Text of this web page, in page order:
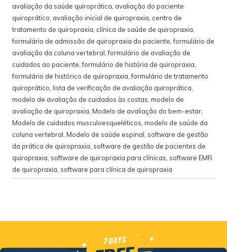
avaliação da saúde quiroprática avaliação do paciente
quiroprático avaliação inicial de quiropraxia centro de
tratamento de quiropraxia clínica de saúde de quiropraxia
formulário de admissão de quiropraxia do paciente ,formulário de
avaliação da coluna vertebral ,formulário de avaliação de
cuidados ao paciente ,formulário de história de quiropraxia
formulário de histórico de quiropraxia ,formulário de tratamento
quiroprático lista de verificação de avaliação quiroprática
modelo de avaliação de cuidados às costas modelo de
avaliação de quiropraxia Modelo de avaliação do bem-estar
Modelo de cuidados musculoesqueléticos modelo de saúde da
coluna vertebral Modelo de saúde espinal software de gestão
da prática de quiropraxia software de gestão de pacientes de
quiropraxia software de quiropraxia para clínicas software EMR
de quiropraxia software para clínica de quiropraxia